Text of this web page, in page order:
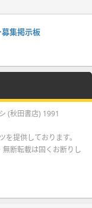
集掲示板
(秋田書店) 1991
提供しております。
断転載は固くお断りし